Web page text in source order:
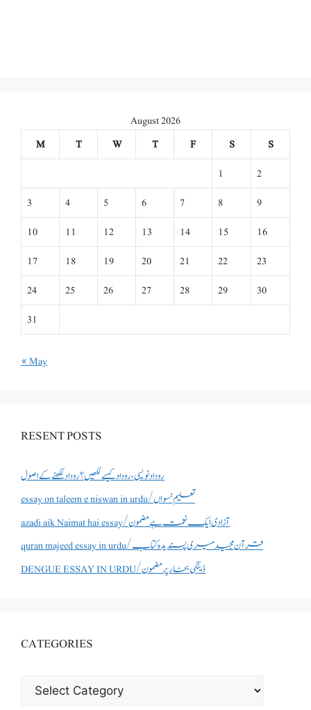
August 2026
M
T W T F S
S
1
2
3
4 5 6 7 8
9
10
11 12 13 14 15
16
17
18 19 20 21 22
23
24
25 26 27 28 29
30
31
« May
RESENT POSTS
روداد نویسی ،روداد کیسے لکھیں؟ روداد لکھنے کے اصول
essay on taleem e niswan in urdu/تعلیم نسواں
azadi aik Naimat hai essay/آزادی ایک نعمت ہے مضمون
quran majeed essay in urdu/قرآن مجید میری پسندیدہ کتاب
DENGUE ESSAY IN URDU/ڈینگی بخار پر مضمون
CATEGORIES
CATEGORIES